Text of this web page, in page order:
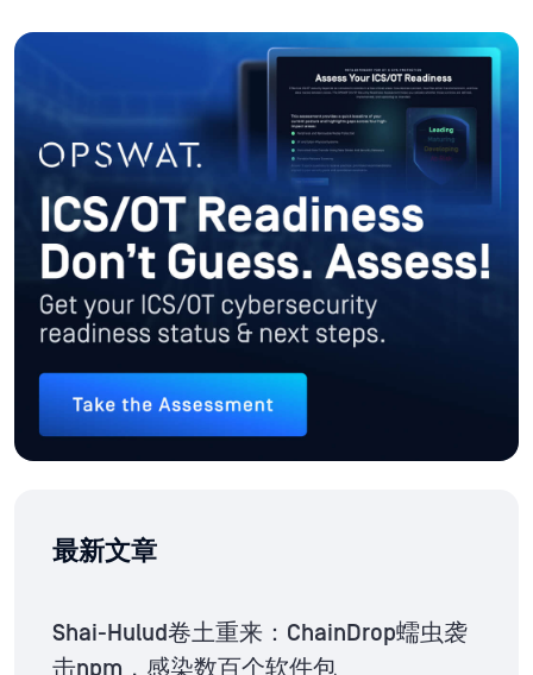
最新文章
Shai-Hulud卷土重来：ChainDrop蠕虫袭
击npm，感染数百个软件包